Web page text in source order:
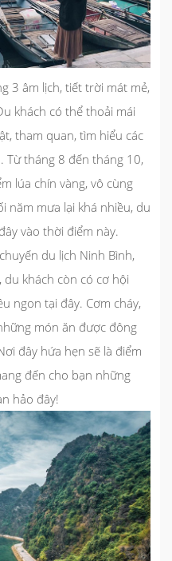
3 âm lịch, tiết trời mát mẻ,
khách có thể thoải mái
tham quan, tìm hiểu các
Từ tháng 8 đến tháng 10,
lúa chín vàng, vô cùng
năm mưa lại khá nhiều, du
vào thời điểm này.
du lịch Ninh Bình,
khách còn có cơ hội
ngon tại đây. Cơm cháy,
món ăn được đông
đây hứa hẹn sẽ là điểm
đến cho bạn những
hảo đây!